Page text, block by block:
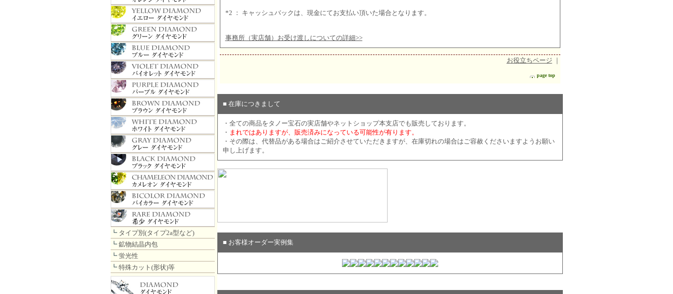
┗ タイプ別(タイプ2a型など)
┗ 鉱物結晶内包
┗ 蛍光性
┗ 特殊カット(形状)等
*2 ： キャッシュバックは、現金にてお支払い頂いた場合となります。
事務所（実店舗）お受け渡しについての詳細>>
お役立ちページ ｜
page top
■ 在庫につきまして
・全ての商品をタノー宝石の実店舗やネットショップ本支店でも販売しております。
・ まれではありますが、販売済みになっている可能性が有ります。
・その際は、代替品がある場合はご紹介させていただきますが、在庫切れの場合はご容赦くださいますようお願い
申し上げます。
■ お客様オーダー実例集